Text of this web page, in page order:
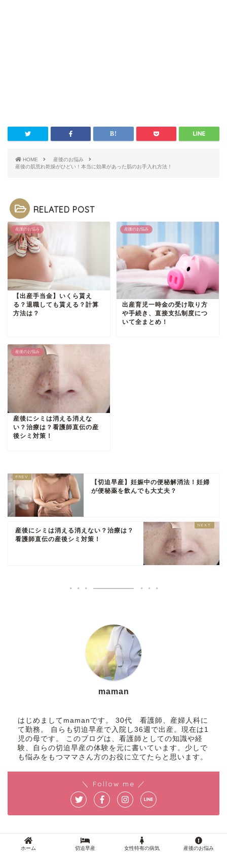
HOME
産後のお悩み
産後の肌荒れ乾燥がひどい！本当に効果があった肌のお手入れ方法！
RELATED POST
産後のお悩み
【出産手当金】いくら貰え
る？退職しても貰える？計算
方法は？
産後のお悩み
出産育児一時金の受け取り方
や手続き、直接支払制度につ
いて全まとめ！
産後のお悩み
産後にシミは消える消えな
い？治療は？看護師直伝の産
後シミ対策！
【切迫早産】妊娠中の便秘解消法！妊婦
が便秘薬を飲んでも大丈夫？
産後にシミは消える消えない？治療は？
看護師直伝の産後シミ対策！
maman
はじめましてmamanです。 30代 看護師、産婦人科に
て勤務。 自らも切迫早産で入院し36週で出産。現在は1
児の母です。 このブログは、看護師としての知識や経
験、自らの切迫早産の体験を元に書いています。少しで
も悩みをもつママさん方のお役に立てたらと思います。
＼ Follow me ／
カテゴリーから記事を探す
ホーム 切迫早産 女性特有の病気 産後のお悩み